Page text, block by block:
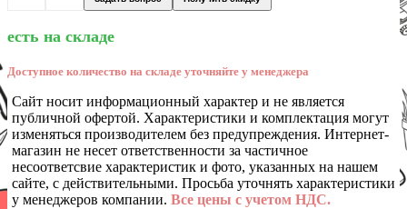
есть на складе
Доступное количество на складе уточняйте у менеджера
Сайт носит информационный характер и не является
публичной офертой. Характеристики и комплектация могут
изменяться производителем без предупреждения. Интернет-
магазин не несет ответственности за частичное
несоответсвие характеристик и фото, указанных на нашем
сайте, с действительными. Просьба уточнять характеристики
у менеджеров компании. Все цены с учетом НДС.